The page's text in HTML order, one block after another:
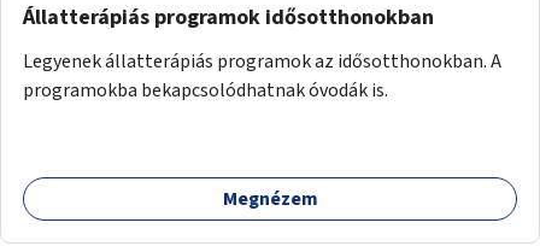
Állatterápiás programok idősotthonokban
Legyenek állatterápiás programok az idősotthonokban. A
programokba bekapcsolódhatnak óvodák is.
Megnézem